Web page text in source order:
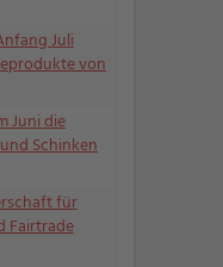
Juli
von
Juni die
Schinken
für
Fairtrade